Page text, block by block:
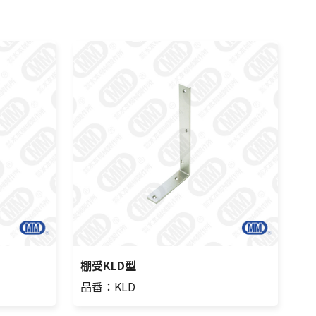
棚受KLD型
品番：KLD